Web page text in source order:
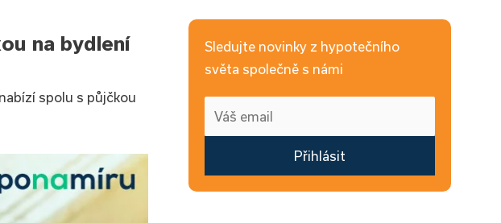
na bydlení
spolu s půjčkou
Sledujte novinky z hypotečního
světa společně s námi
Přihlásit